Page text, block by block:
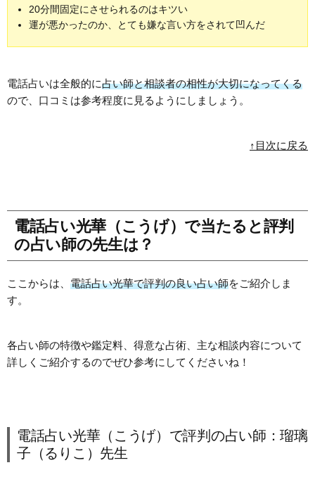
20分間固定にさせられるのはキツい
運が悪かったのか、とても嫌な言い方をされて凹んだ
電話占いは全般的に占い師と相談者の相性が大切になってくる
ので、口コミは参考程度に見るようにしましょう。
↑目次に戻る
電話占い光華（こうげ）で当たると評判
の占い師の先生は？
ここからは、 電話占い光華で評判の良い占い師をご紹介しま
す。
各占い師の特徴や鑑定料、得意な占術、主な相談内容について
詳しくご紹介するのでぜひ参考にしてくださいね！
電話占い光華（こうげ）で評判の占い師：瑠璃
子（るりこ）先生